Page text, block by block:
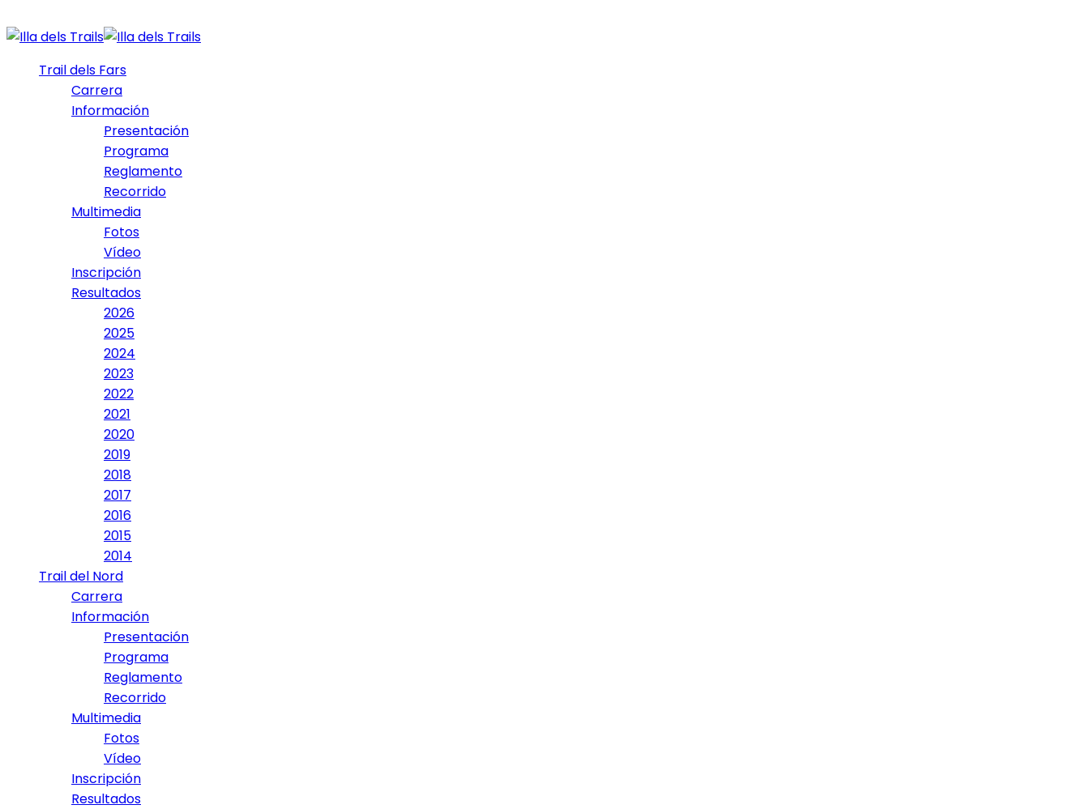
Trail dels Fars
Carrera
Información
Presentación
Programa
Reglamento
Recorrido
Multimedia
Fotos
Vídeo
Inscripción
Resultados
2026
2025
2024
2023
2022
2021
2020
2019
2018
2017
2016
2015
2014
Trail del Nord
Carrera
Información
Presentación
Programa
Reglamento
Recorrido
Multimedia
Fotos
Vídeo
Inscripción
Resultados